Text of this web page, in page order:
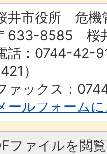
井市役所 危機
633-8585 桜
話：0744-42-
）
ァックス：
ールフォーム
ファイルを閲